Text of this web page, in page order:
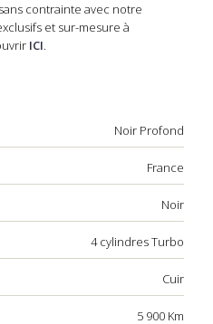
Noir Profond
France
Noir
4 cylindres Turbo
Cuir
5 900 Km
contrainte avec notre
et sur-mesure à
ICI.